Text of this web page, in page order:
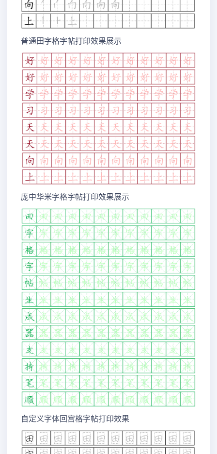
普通田字格字帖打印效果展示
庞中华米字格字帖打印效果展示
自定义字体回宫格字帖打印效果